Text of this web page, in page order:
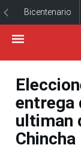
Bicentenario
entrega
ultiman
Chincha